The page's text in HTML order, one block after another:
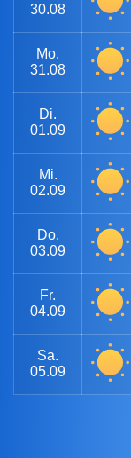
30.08
Mo.
31.08
Di.
01.09
Mi.
02.09
Do.
03.09
Fr.
04.09
Sa.
05.09